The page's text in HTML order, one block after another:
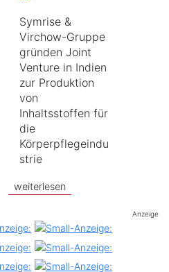
Symrise &
Virchow-Gruppe
gründen Joint
Venture in Indien
zur Produktion
von
Inhaltsstoffen für
die
Körperpflegeindu
strie
weiterlesen
Anzeige